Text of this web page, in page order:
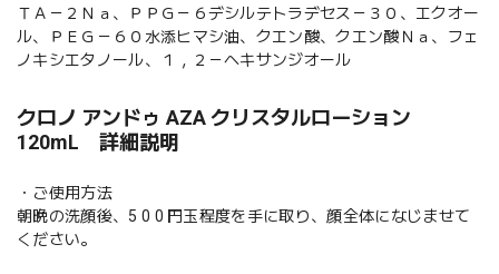
ＴＡ－２Ｎａ、ＰＰＧ－６デシルテトラデセス－３０、エクオー
ル、ＰＥＧ－６０水添ヒマシ油、クエン酸、クエン酸Ｎａ、フェ
ノキシエタノール、１，２－ヘキサンジオール
クロノ アンドゥ AZA クリスタルローション
120mL 詳細説明
・ご使用方法
朝晩の洗顔後、5 0 0 円玉程度を手に取り、顔全体になじませて
ください。